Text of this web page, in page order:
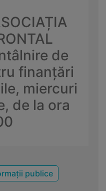
de
finanțări
miercuri
de la ora
publice